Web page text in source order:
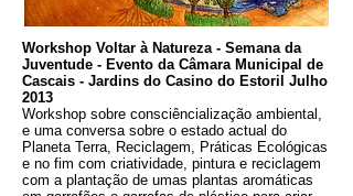
Workshop Voltar à Natureza - Semana da
Juventude - Evento da Câmara Municipal de
Cascais - Jardins do Casino do Estoril Julho
2013
Workshop sobre consciêncialização ambiental,
e uma conversa sobre o estado actual do
Planeta Terra, Reciclagem, Práticas Ecológicas
e no fim com criatividade, pintura e reciclagem
com a plantação de umas plantas aromáticas